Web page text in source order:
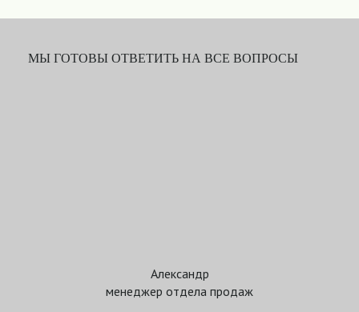
МЫ ГОТОВЫ ОТВЕТИТЬ НА ВСЕ ВОПРОСЫ
Александр
менеджер отдела продаж